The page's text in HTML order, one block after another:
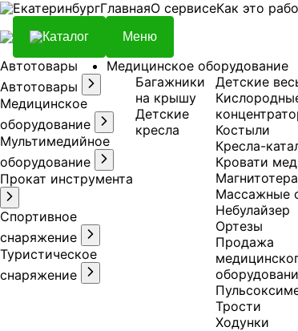
ЕкатеринбургГлавнаяО сервисеКак это
Каталог Меню
Автотовары
Медицинское оборудование
Автотовары
Медицинское
оборудование
Мультимедийное
оборудование
Прокат инструмента
Спортивное
снаряжение
Туристическое
снаряжение
Багажники
на крышу
Детские
кресла
Детские
Костыли
Кресла-
Кровати
Массажные
Небулайзер
Ортезы
Продажа
Трости
Ходунки